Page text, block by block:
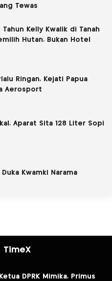
Tewas
Tahun Kelly Kwalik di Tanah
Hutan, Bukan Hotel
Ringan, Kejati Papua
Aerosport
Aparat Sita 128 Liter Sopi
Kwamki Narama
TimeX
DPRK Mimika, Primus